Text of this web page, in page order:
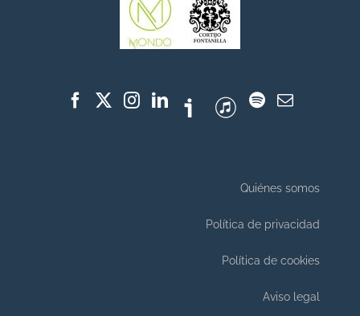
Quiénes somos
Política de privacidad
Política de cookies
Aviso legal